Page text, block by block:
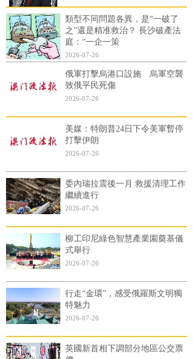
類型不同問題各異，是“一破了
之”還是精准救治？ 長沙破產法
庭：“一企一策
2026-07-26
俄軍打擊烏港口設施 烏軍空襲
致俄平民死傷
2026-07-26
美媒：特朗普24日下令美軍暫停
打擊伊朗
2026-07-26
委內瑞拉震後一月 救援清理工作
繼續進行
2026-07-26
柳工印尼綠色智慧產業園奠基儀
式舉行
2026-07-26
行走“金環”，感受俄羅斯文明獨
特魅力
2026-07-26
英國新首相下調部分地區公交票